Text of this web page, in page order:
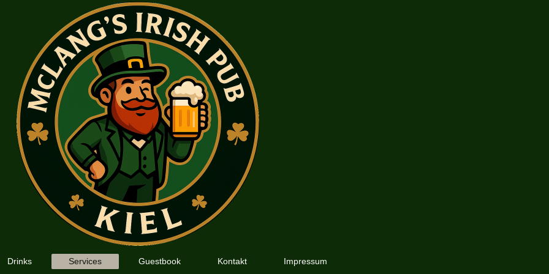
Drinks Services Guestbook Kontakt Impressum